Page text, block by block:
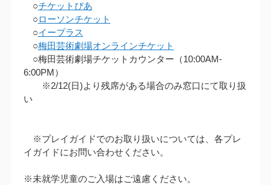
○チケットぴあ
○ローソンチケット
○イープラス
○梅田芸術劇場オンラインチケット
○梅田芸術劇場チケットカウンター（10:00AM‐
6:00PM）
※2/12(日)より残席がある場合のみ窓口にて取り扱
い
※プレイガイドでのお取り扱いについては、各プレ
イガイドにお問い合わせください。
※未就学児童のご入場はご遠慮ください。